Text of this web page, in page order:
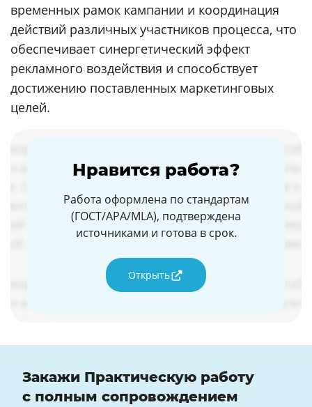
временных рамок кампании и координация
действий различных участников процесса, что
обеспечивает синергетический эффект
рекламного воздействия и способствует
достижению поставленных маркетинговых
целей.
Нравится работа?
Работа оформлена по стандартам
(ГОСТ/APA/MLA), подтверждена
источниками и готова в срок.
Открыть
Закажи Практическую работу
с полным сопровождением